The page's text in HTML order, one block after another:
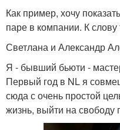
Как пример, хочу
паре в компании. К слову
Светлана и Александр
Я - бывший бьюти -
Первый год в NL я
сюда с очень простой
жизнь, выйти на свободу